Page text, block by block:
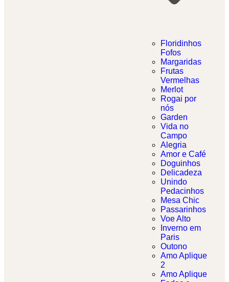
Floridinhos
Fofos
Margaridas
Frutas
Vermelhas
Merlot
Rogai por
nós
Garden
Vida no
Campo
Alegria
Amor e Café
Doguinhos
Delicadeza
Unindo
Pedacinhos
Mesa Chic
Passarinhos
Voe Alto
Inverno em
Paris
Outono
Amo Aplique
2
Amo Aplique